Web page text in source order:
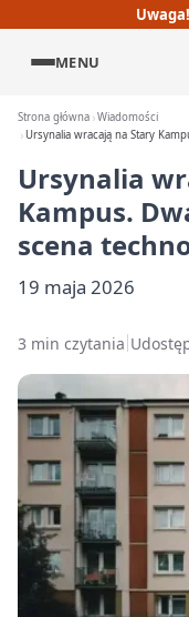
MENU
Strona główna Wiadomości
Ursynalia wracają na Stary
Ursynalia
Kampus.
scena
19 maja 2026
3 min czytania